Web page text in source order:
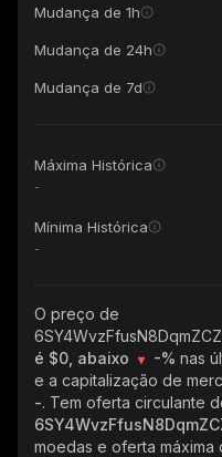
Mudança de 1h
Mudança de 24h
Mudança de 7d
Máxima Histórica
-
Mínima Histórica
-
O preço de
é $0, abaixo
-% nas
e a capitalização de
-. Tem oferta circulante
moedas e oferta máxima